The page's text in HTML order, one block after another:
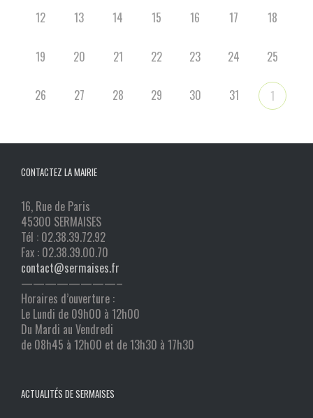
12 13 14 15 16 17 18
19 20 21 22 23 24 25
26 27 28 29 30 31 1
CONTACTEZ LA MAIRIE
16, Rue de Paris
45300 SERMAISES
Tél : 02.38.39.72.92
Fax : 02.38.39.00.70
contact@sermaises.fr
————————–
Horaires d’ouverture :
Le Lundi de 09h00 à 12h00
Du Mardi au Vendredi
de 08h45 à 12h00 et de 13h30 à 17h30
ACTUALITÉS DE SERMAISES